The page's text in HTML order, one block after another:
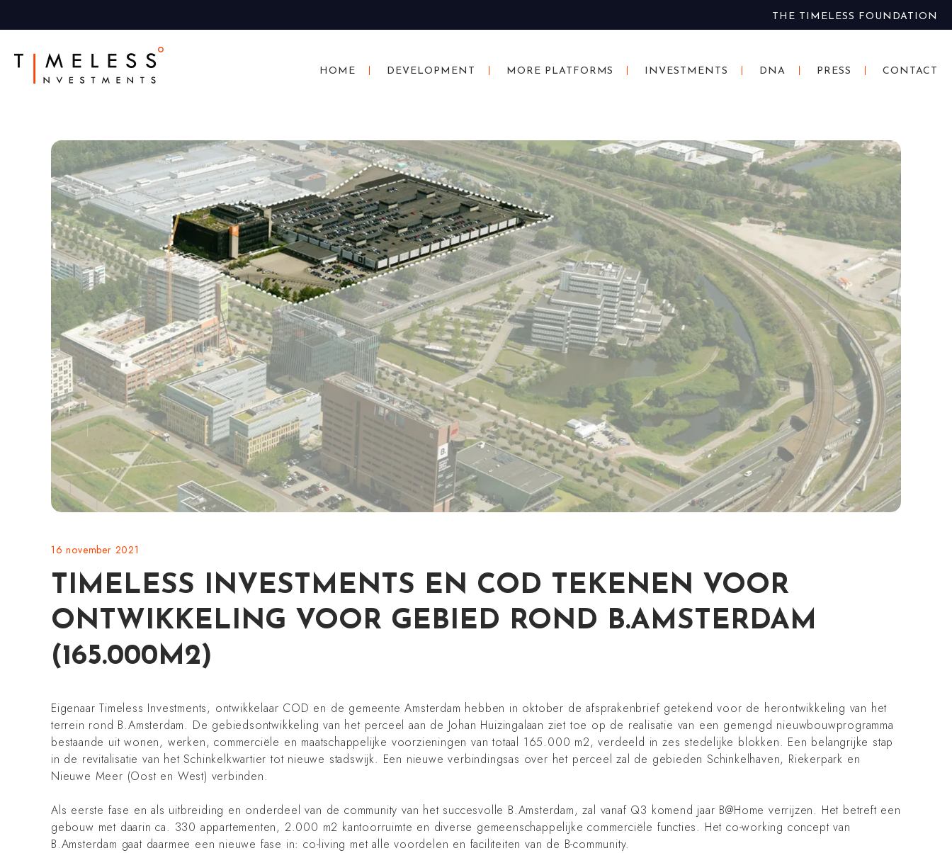
THE TIMELESS FOUNDATION
HOME DEVELOPMENT MORE PLATFORMS INVESTMENTS DNA PRESS CONTACT
16 november 2021
TIMELESS INVESTMENTS EN COD TEKENEN VOOR
ONTWIKKELING VOOR GEBIED ROND B.AMSTERDAM
(165.000M2)
Eigenaar Timeless Investments, ontwikkelaar COD en de gemeente Amsterdam hebben in oktober de afsprakenbrief getekend voor de herontwikkeling van het
terrein rond B.Amsterdam. De gebiedsontwikkeling van het perceel aan de Johan Huizingalaan ziet toe op de realisatie van een gemengd nieuwbouwprogramma
bestaande uit wonen, werken, commerciële en maatschappelijke voorzieningen van totaal 165.000 m2, verdeeld in zes stedelijke blokken. Een belangrijke stap
in de revitalisatie van het Schinkelkwartier tot nieuwe stadswijk. Een nieuwe verbindingsas over het perceel zal de gebieden Schinkelhaven, Riekerpark en
Nieuwe Meer (Oost en West) verbinden.
Als eerste fase en als uitbreiding en onderdeel van de community van het succesvolle B.Amsterdam, zal vanaf Q3 komend jaar B@Home verrijzen. Het betreft een
gebouw met daarin ca. 330 appartementen, 2.000 m2 kantoorruimte en diverse gemeenschappelijke commerciële functies. Het co-working concept van
B.Amsterdam gaat daarmee een nieuwe fase in: co-living met alle voordelen en faciliteiten van de B-community.